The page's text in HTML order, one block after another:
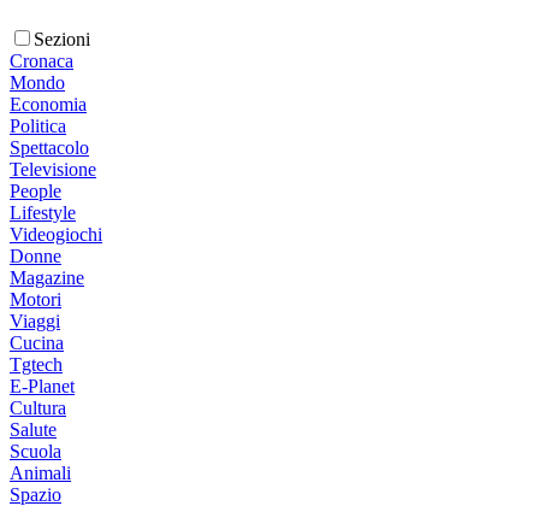
Sezioni
Cronaca
Mondo
Economia
Politica
Spettacolo
Televisione
People
Lifestyle
Videogiochi
Donne
Magazine
Motori
Viaggi
Cucina
Tgtech
E-Planet
Cultura
Salute
Scuola
Animali
Spazio